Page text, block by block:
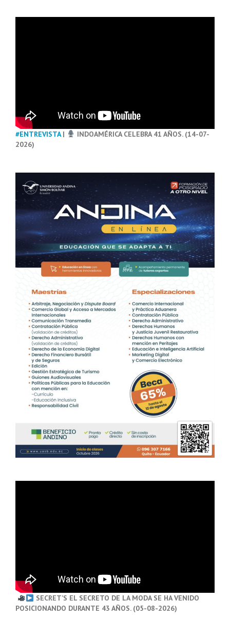
#ENTREVISTA|
INDOAMÉRICA CELEBRA 41 AÑOS. (14-07-
2026)
SECRET’S EL SECRETO DE LA MODA SE HA VENIDO
POSICIONANDO DURANTE 43 AÑOS. (05-08-2026)